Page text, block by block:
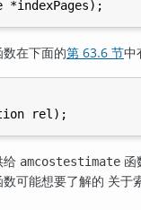
在下面的第 63.6 节中
给 amcostestimate 函
可能想要了解的 关